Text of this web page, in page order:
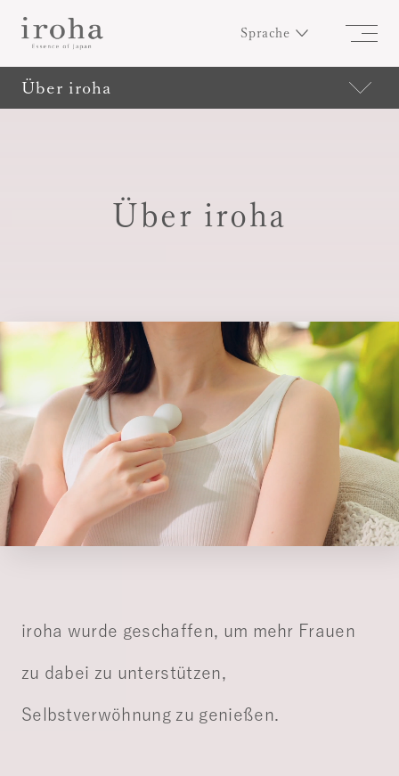
Sprache
Über iroha
Über iroha
iroha wurde geschaffen, um mehr Frauen
zu dabei zu unterstützen,
Selbstverwöhnung zu genießen.